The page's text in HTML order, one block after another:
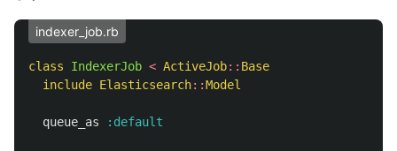
indexer_job.rb
class IndexerJob < ActiveJob:: Base
include Elasticsearch::Model
queue_as :default